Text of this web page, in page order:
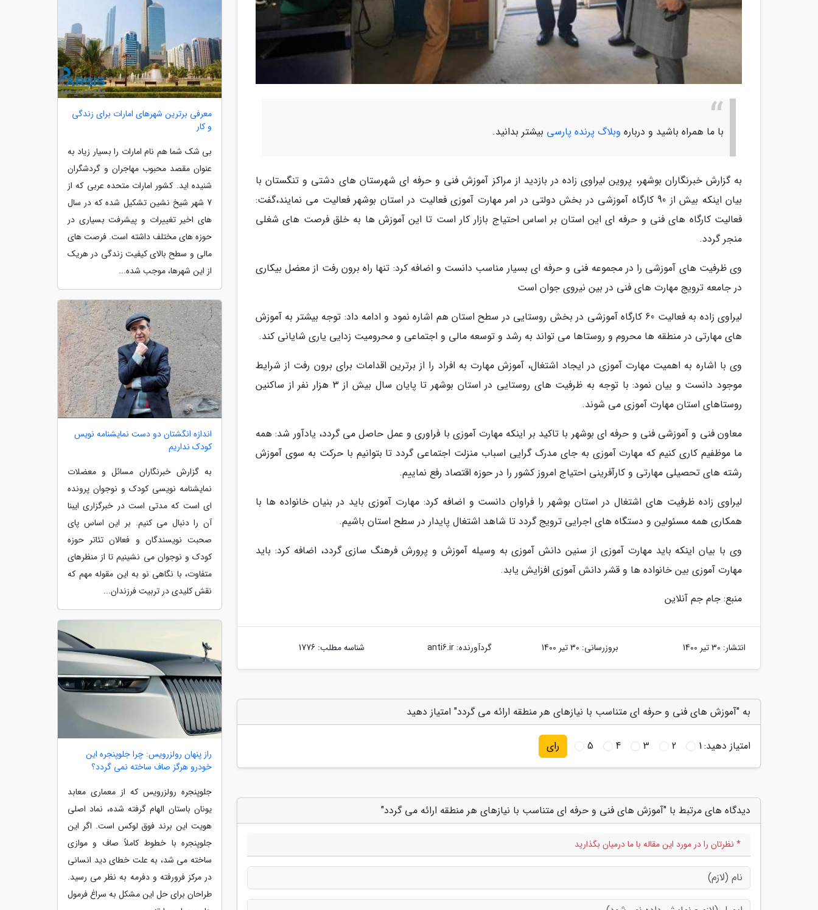
با ما همراه باشید و درباره وبلاگ پرنده پارسی بیشتر بدانید.
به گزارش خبرنگاران بوشهر، پروین لیراوی زاده در بازدید از مراکز آموزش فنی و حرفه ای شهرستان های دشتی و تنگستان با
بیان اینکه بیش از 90 کارگاه آموزشی در بخش دولتی در امر مهارت آموزی فعالیت در استان بوشهر فعالیت می نمایند،گفت:
فعالیت کارگاه های فنی و حرفه ای این استان بر اساس احتیاج بازار کار است تا این آموزش ها به خلق فرصت های شغلی
منجر گردد.
وی ظرفیت های آموزشی را در مجموعه فنی و حرفه ای بسیار مناسب دانست و اضافه کرد: تنها راه برون رفت از معضل بیکاری
در جامعه ترویج مهارت های فنی در بین نیروی جوان است
لیراوی زاده به فعالیت 60 کارگاه آموزشی در بخش روستایی در سطح استان هم اشاره نمود و ادامه داد: توجه بیشتر به آموزش
های مهارتی در منطقه ها محروم و روستاها می تواند به رشد و توسعه مالی و اجتماعی و محرومیت زدایی یاری شایانی کند.
وی با اشاره به اهمیت مهارت آموزی در ایجاد اشتغال، آموزش مهارت به افراد را از برترین اقدامات برای برون رفت از شرایط
موجود دانست و بیان نمود: با توجه به ظرفیت های روستایی در استان بوشهر تا پایان سال بیش از 3 هزار نفر از ساکنین
روستاهای استان مهارت آموزی می شوند.
معاون فنی و آموزشی فنی و حرفه ای بوشهر با تاکید بر اینکه مهارت آموزی با فراوری و عمل حاصل می گردد، یادآور شد: همه
ما موظفیم کاری کنیم که مهارت آموزی به جای مدرک گرایی اسباب منزلت اجتماعی گردد تا بتوانیم با حرکت به سوی آموزش
رشته های تحصیلی مهارتی و کارآفرینی احتیاج امروز کشور را در حوزه اقتصاد رفع نماییم.
لیراوی زاده ظرفیت های اشتغال در استان بوشهر را فراوان دانست و اضافه کرد: مهارت آموزی باید در بنیان خانواده ها با
همکاری همه مسئولین و دستگاه های اجرایی ترویج گردد تا شاهد اشتغال پایدار در سطح استان باشیم.
وی با بیان اینکه باید مهارت آموزی از سنین دانش آموزی به وسیله آموزش و پرورش فرهنگ سازی گردد، اضافه کرد: باید
مهارت آموزی بین خانواده ها و قشر دانش آموزی افزایش یابد.
منبع: جام جم آنلاین
انتشار: 30 تیر 1400 بروزرسانی: 30 تیر 1400 گردآورنده:anti6.ir شناسه مطلب: 1776
به "آموزش های فنی و حرفه ای متناسب با نیازهای هر منطقه ارائه می گردد" امتیاز دهید
امتیاز دهید:1
2
3
4
5 رای
دیدگاه های مرتبط با "آموزش های فنی و حرفه ای متناسب با نیازهای هر منطقه ارائه می گردد"
* نظرتان را در مورد این مقاله با ما درمیان بگذارید
معرفی برترین شهرهای امارات برای زندگی
و کار
بی شک شما هم نام امارات را بسیار زیاد به
عنوان مقصد محبوب مهاجران و گردشگران
شنیده اید. کشور امارات متحده عربی که از
7 شهر شیخ نشین تشکیل شده که در سال
های اخیر تغییرات و پیشرفت بسیاری در
حوزه های مختلف داشته است. فرصت های
مالی و سطح بالای کیفیت زندگی در هریک
از این شهرها، موجب شده...
اندازه انگشتان دو دست نمایشنامه نویس
کودک نداریم
به گزارش خبرنگاران مسائل و معضلات
نمایشنامه نویسی کودک و نوجوان پرونده
ای است که مدتی است در خبرگزاری ایبنا
آن را دنبال می کنیم. بر این اساس پای
صحبت نویسندگان و فعالان تئاتر حوزه
کودک و نوجوان می نشینیم تا از منظرهای
متفاوت، با نگاهی نو به این مقوله مهم که
نقش کلیدی در تربیت فرزندان...
راز پنهان رولزرویس: چرا جلوپنجره این
خودرو هرگز صاف ساخته نمی گردد؟
جلوپنجره رولزرویس که از معماری معابد
یونان باستان الهام گرفته شده، نماد اصلی
هویت این برند فوق لوکس است. اگر این
جلوپنجره با خطوط کاملاً صاف و موازی
ساخته می شد، به علت خطای دید انسانی
در مرکز فرورفته و دفرمه به نظر می رسید.
طراحان برای حل این مشکل به سراغ فرمول